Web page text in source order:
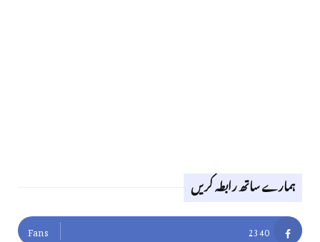
ہمارے ساتھ رابطہ کریں
2340
Fans